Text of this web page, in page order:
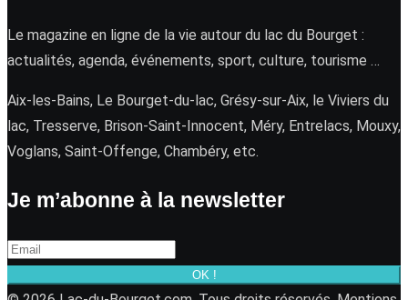
Le magazine en ligne de la vie autour du lac du Bourget :
actualités, agenda, événements, sport, culture, tourisme …
Aix-les-Bains, Le Bourget-du-lac, Grésy-sur-Aix, le Viviers du
lac, Tresserve, Brison-Saint-Innocent, Méry, Entrelacs, Mouxy,
Voglans, Saint-Offenge, Chambéry, etc.
Je m’abonne à la newsletter
OK !